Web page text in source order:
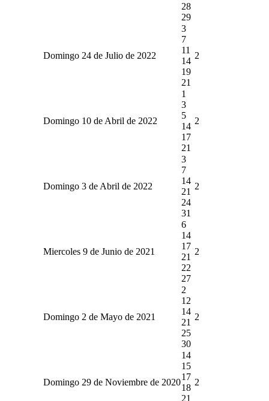
28
29
Domingo 24 de Julio de 2022
3
7
11
14
19
21
2
Domingo 10 de Abril de 2022
1
3
5
14
17
21
2
Domingo 3 de Abril de 2022
3
7
14
21
24
31
2
Miercoles 9 de Junio de 2021
6
14
17
21
22
27
2
Domingo 2 de Mayo de 2021
2
12
14
21
25
30
2
Domingo 29 de Noviembre de 2020
14
15
17
18
21
2